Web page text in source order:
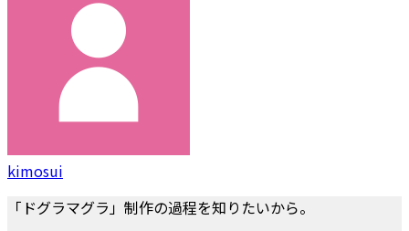
kimosui
「ドグラマグラ」制作の過程を知りたいから。